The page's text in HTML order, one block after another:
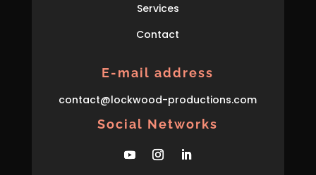
Services
Contact
E-mail address
contact@lockwood-productions.com
Social Networks